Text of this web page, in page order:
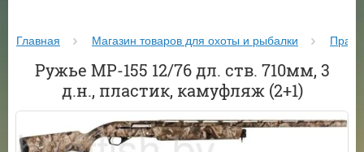
Главная Магазин товаров для охоты и рыбалки
Ружье МР-155 12/76 дл. ств. 710мм, 3
д.н., пластик, камуфляж (2+1)